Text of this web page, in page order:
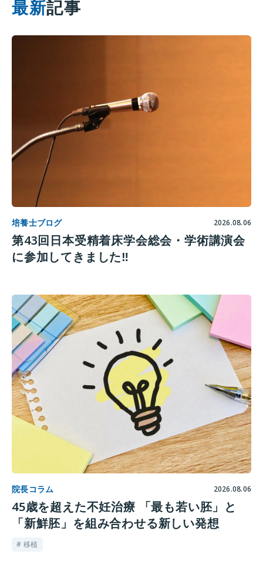
最新記事
培養士ブログ 2026.08.06
第43回日本受精着床学会総会・学術講演会
に参加してきました‼
院長コラム 2026.08.06
45歳を超えた不妊治療 「最も若い胚」と
「新鮮胚」を組み合わせる新しい発想
# 移植